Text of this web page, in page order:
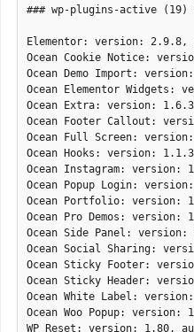
### wp-plugins-active (19)
Elementor: version: 2.9.8,
Ocean Cookie Notice:
Ocean Demo Import:
Ocean Elementor Widgets:
Ocean Extra: version:
Ocean Footer Callout:
Ocean Full Screen:
Ocean Hooks: version:
Ocean Instagram: version:
Ocean Popup Login:
Ocean Portfolio: version:
Ocean Pro Demos: version:
Ocean Side Panel: version:
Ocean Social Sharing:
Ocean Sticky Footer:
Ocean Sticky Header:
Ocean White Label:
Ocean Woo Popup: version:
WP Reset: version: 1.80,